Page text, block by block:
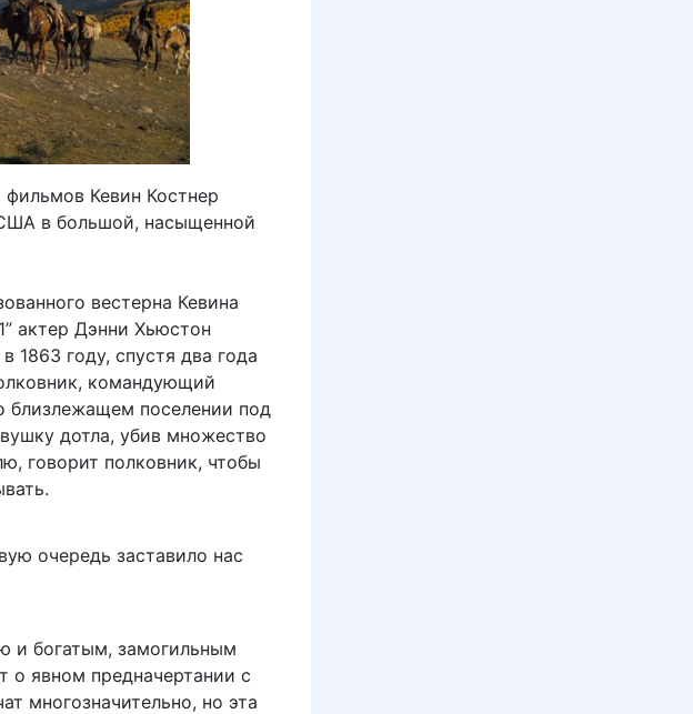
Кевин Костнер
в большой, насыщенной
вестерна Кевина
актер Дэнни Хьюстон
1863 году, спустя два года
командующий
близлежащем поселении под
дотла, убив множество
говорит полковник, чтобы
очередь заставило нас
и богатым, замогильным
о явном предначертании с
многозначительно, но эта